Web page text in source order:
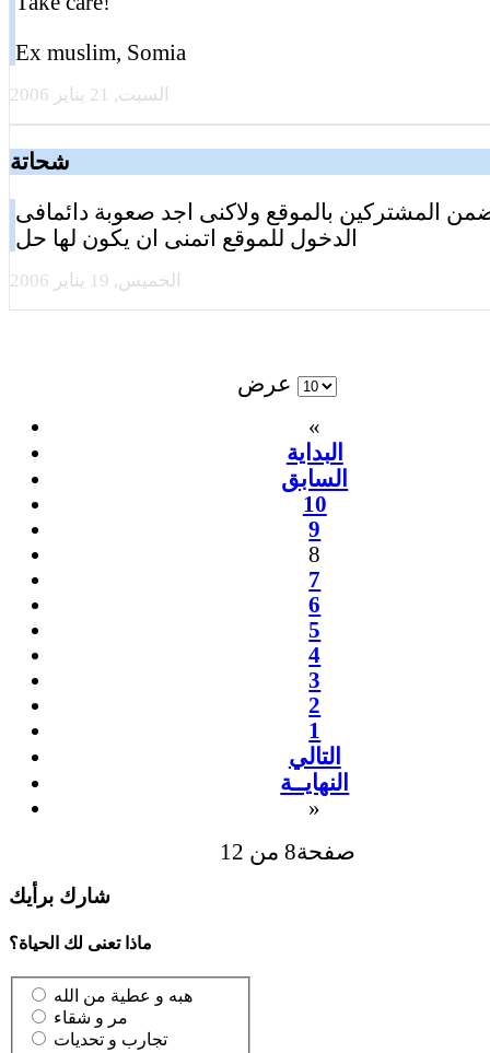
Ex muslim, Somia
السبت, 21 يناير 2006
شحاتة
ضمن المشتركين بالموقع ولاكنى اجد صعوبة دائمافى
الدخول للموقع اتمنى ان يكون لها حل
الخميس, 19 يناير 2006
عرض
«
البداية
السابق
10
9
8
7
6
5
4
3
2
1
التالي
النهايــة
»
صفحة8 من 12
شارك برأيك
ماذا تعنى لك الحياة؟